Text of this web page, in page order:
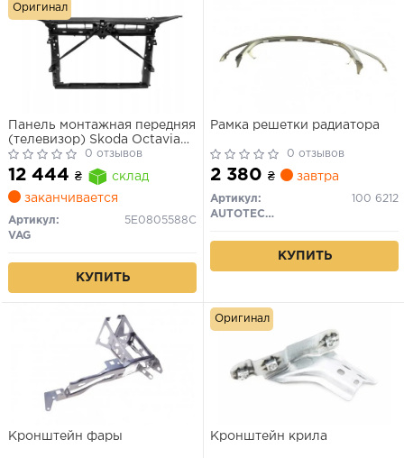
Панель монтажная передняя
(телевизор) Skoda Octavia
(12-)
0 отзывов
12 444 ₴
склад
заканчивается
Артикул:
5E0805588C
VAG
КУПИТЬ
Оригинал
Рамка решетки радиатора
0 отзывов
2 380 ₴ завтра
Артикул:
100 6212
AUTOTECHTEILE
КУПИТЬ
Кронштейн фары Кронштейн крила
Оригинал